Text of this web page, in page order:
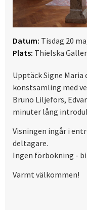
Datum: Tisdag 20
Plats: Thielska
Upptäck Signe
konstsamling med
Bruno Liljefors,
minuter lång
Visningen ingår i
deltagare.
Ingen förbokning -
Varmt välkommen!